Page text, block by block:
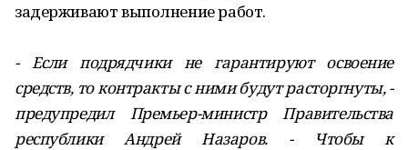
задерживают выполнение работ.
- Если подрядчики не гарантируют освоение
средств, то контракты с ними будут расторгнуты, -
предупредил Премьер-министр Правительства
республики Андрей Назаров. - Чтобы к